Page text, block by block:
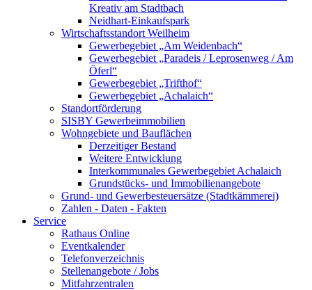
Kreativ am Stadtbach
Neidhart-Einkaufspark
Wirtschaftsstandort Weilheim
Gewerbegebiet „Am Weidenbach“
Gewerbegebiet „Paradeis / Leprosenweg / Am
Öferl“
Gewerbegebiet „Trifthof“
Gewerbegebiet „Achalaich“
Standortförderung
SISBY Gewerbeimmobilien
Wohngebiete und Bauflächen
Derzeitiger Bestand
Weitere Entwicklung
Interkommunales Gewerbegebiet Achalaich
Grundstücks- und Immobilienangebote
Grund- und Gewerbesteuersätze (Stadtkämmerei)
Zahlen - Daten - Fakten
Service
Rathaus Online
Eventkalender
Telefonverzeichnis
Stellenangebote / Jobs
Mitfahrzentralen